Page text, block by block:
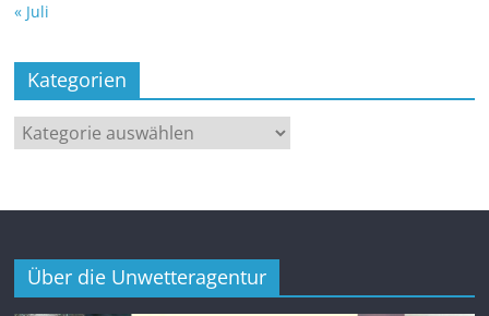
« Juli
Kategorien
Kategorien
Über die Unwetteragentur